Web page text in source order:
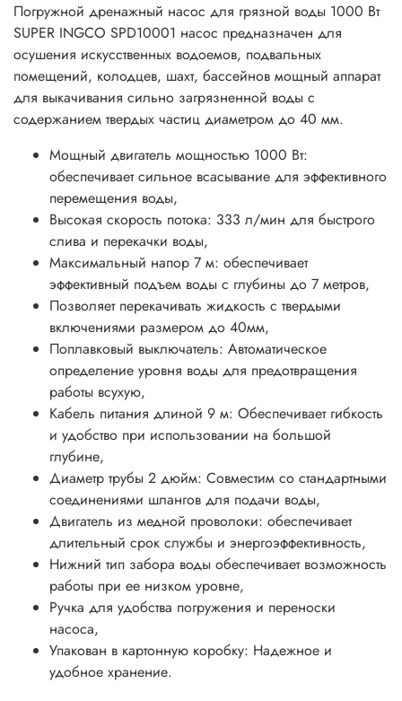
Погружной дренажный насос для грязной воды 1000 Вт
SUPER INGCO SPD10001 насос предназначен для
осушения искусственных водоемов, подвальных
помещений, колодцев, шахт, бассейнов мощный аппарат
для выкачивания сильно загрязненной воды с
содержанием твердых частиц диаметром до 40 мм.
Мощный двигатель мощностью 1000 Вт:
обеспечивает сильное всасывание для эффективного
перемещения воды,
Высокая скорость потока: 333 л/мин для быстрого
слива и перекачки воды,
Максимальный напор 7 м: обеспечивает
эффективный подъем воды с глубины до 7 метров,
Позволяет перекачивать жидкость с твердыми
включениями размером до 40мм,
Поплавковый выключатель: Автоматическое
определение уровня воды для предотвращения
работы всухую,
Кабель питания длиной 9 м: Обеспечивает гибкость
и удобство при использовании на большой
глубине,
Диаметр трубы 2 дюйм: Совместим со стандартными
соединениями шлангов для подачи воды,
Двигатель из медной проволоки: обеспечивает
длительный срок службы и энергоэффективность,
Нижний тип забора воды обеспечивает возможность
работы при ее низком уровне,
Ручка для удобства погружения и переноски
насоса,
Упакован в картонную коробку: Надежное и
удобное хранение.